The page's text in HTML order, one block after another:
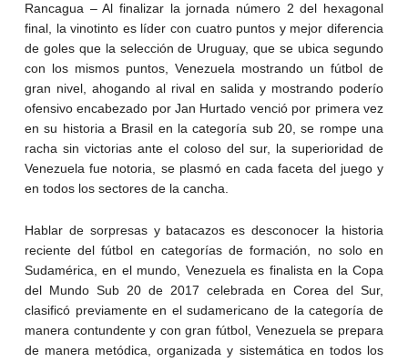
Rancagua – Al finalizar la jornada número 2 del hexagonal
final, la vinotinto es líder con cuatro puntos y mejor diferencia
de goles que la selección de Uruguay, que se ubica segundo
con los mismos puntos, Venezuela mostrando un fútbol de
gran nivel, ahogando al rival en salida y mostrando poderío
ofensivo encabezado por Jan Hurtado venció por primera vez
en su historia a Brasil en la categoría sub 20, se rompe una
racha sin victorias ante el coloso del sur, la superioridad de
Venezuela fue notoria, se plasmó en cada faceta del juego y
en todos los sectores de la cancha.
Hablar de sorpresas y batacazos es desconocer la historia
reciente del fútbol en categorías de formación, no solo en
Sudamérica, en el mundo, Venezuela es finalista en la Copa
del Mundo Sub 20 de 2017 celebrada en Corea del Sur,
clasificó previamente en el sudamericano de la categoría de
manera contundente y con gran fútbol, Venezuela se prepara
de manera metódica, organizada y sistemática en todos los